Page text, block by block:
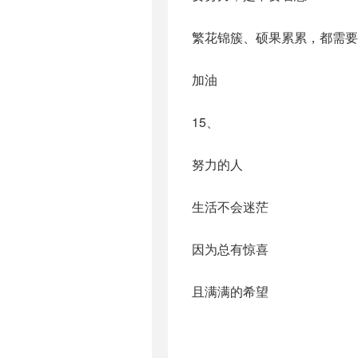
繁花锦簇、硕果累累，都需
加油
15、
努力的人
生活不会迷茫
因为总有惊喜
且满满的希望